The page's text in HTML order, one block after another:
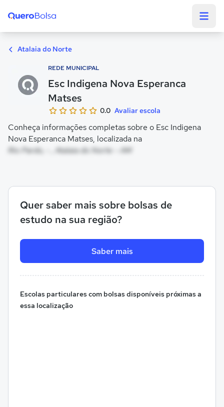
Atalaia do Norte
REDE MUNICIPAL
Esc Indigena Nova Esperanca
Matses
0.0 Avaliar escola
Conheça informações completas sobre o Esc Indigena
Nova Esperanca Matses, localizada na
Rio Pardo, - , Atalaia do Norte - AM
Quer saber mais sobre bolsas de
estudo na sua região?
Saber mais
Escolas particulares com bolsas disponíveis próximas a
essa localização